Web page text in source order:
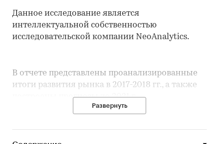
Данное исследование является
интеллектуальной собственностью
исследовательской компании NeoAnalytics.
В отчете представлены проанализированные
итоги развития рынка в 2017-2018 гг., а также
построены прогнозы до 2021 г.
Развернуть